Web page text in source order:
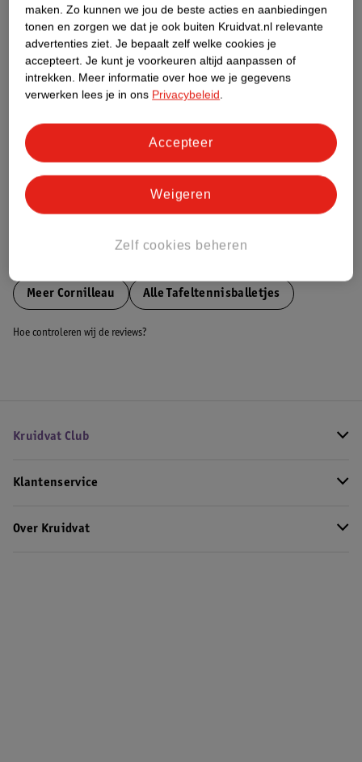
Etiketinformatie
Nature Impact Score
Dit product heeft (nog) geen Nature
Bestel & Bezorginformatie
Meer Cornilleau Alle Tafeltennisballetjes
Hoe controleren wij de reviews?
Kruidvat Club
Klantenservice
Over Kruidvat
maken. Zo kunnen we jou de beste acties en aanbiedingen
tonen en zorgen we dat je ook buiten Kruidvat.nl relevante
advertenties ziet. Je bepaalt zelf welke cookies je
accepteert. Je kunt je voorkeuren altijd aanpassen of
intrekken. Meer informatie over hoe we je gegevens
verwerken lees je in ons Privacybeleid.
Zelf cookies beheren
Weigeren
Accepteer